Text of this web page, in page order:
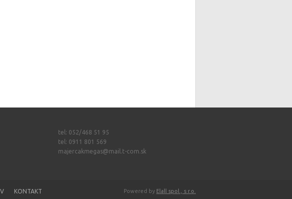
tel: 052/468 51 95
tel: 0911 801 569
majercakmegas@mail.t-com.sk
KONTAKT Powered by Elall spol., s r.o.